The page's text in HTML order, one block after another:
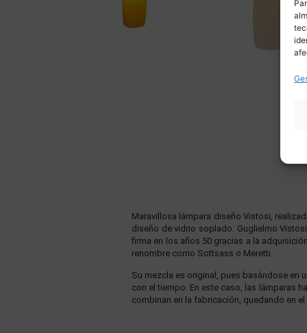
Maravillosa lámpara diseño Vistosi,
diseño de vidrio soplado. Guglielmo
firma en los años 50 gracias a la
renombre como Sottsass o Meretti.
Su mezcla es original, pues basándose en
con el tiempo. En este caso, las lámparas
combinan en la fabricación, quedando en el